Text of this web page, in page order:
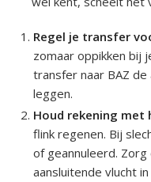
Regel je transfer
zomaar oppikken bij
transfer naar BAZ
leggen.
Houd rekening met
flink regenen. Bij
of geannuleerd.
aansluitende vlucht